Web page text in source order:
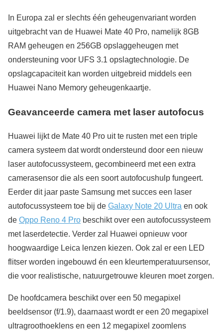
In Europa zal er slechts één geheugenvariant worden
uitgebracht van de Huawei Mate 40 Pro, namelijk 8GB
RAM geheugen en 256GB opslaggeheugen met
ondersteuning voor UFS 3.1 opslagtechnologie. De
opslagcapaciteit kan worden uitgebreid middels een
Huawei Nano Memory geheugenkaartje.
Geavanceerde camera met laser autofocus
Huawei lijkt de Mate 40 Pro uit te rusten met een triple
camera systeem dat wordt ondersteund door een nieuw
laser autofocussysteem, gecombineerd met een extra
camerasensor die als een soort autofocushulp fungeert.
Eerder dit jaar paste Samsung met succes een laser
autofocussysteem toe bij de Galaxy Note 20 Ultra en ook
de Oppo Reno 4 Pro beschikt over een autofocussysteem
met laserdetectie. Verder zal Huawei opnieuw voor
hoogwaardige Leica lenzen kiezen. Ook zal er een LED
flitser worden ingebouwd én een kleurtemperatuursensor,
die voor realistische, natuurgetrouwe kleuren moet zorgen.
De hoofdcamera beschikt over een 50 megapixel
beeldsensor (f/1.9), daarnaast wordt er een 20 megapixel
ultragroothoeklens en een 12 megapixel zoomlens